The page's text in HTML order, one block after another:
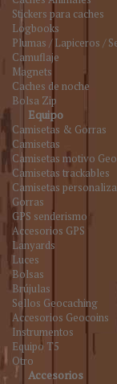
Stickers para caches
Logbooks
Plumas / Lapiceros /
Camuflaje
Magnets
Caches de noche
Bolsa Zip
Equipo
Camisetas & Gorras
Camisetas
Camisetas motivo
Camisetas trackables
Camisetas
Gorras
GPS senderismo
Accesorios GPS
Lanyards
Luces
Bolsas
Brújulas
Sellos Geocaching
Accesorios Geocoins
Instrumentos
Equipo T5
Otro
Accesorios